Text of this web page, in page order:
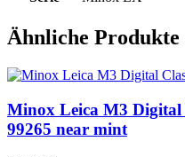
Ähnliche Produkte
Minox Leica M3 Digital
99265 near mint